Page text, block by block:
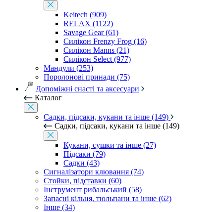
Keitech (909)
RELAX (1122)
Savage Gear (61)
Силікон Frenzy Frog (16)
Силікон Manns (21)
Силікон Select (977)
Мандули (253)
Поролонові принади (75)
Допоміжні снасті та аксесуари
Каталог
Садки, підсаки, кукани та інше (149)
Садки, підсаки, кукани та інше (149)
Кукани, сушки та інше (27)
Підсаки (79)
Садки (43)
Сигналізатори клювання (74)
Стойки, підставки (60)
Інструмент рибальський (58)
Запасні кільця, тюльпани та інше (62)
Інше (34)